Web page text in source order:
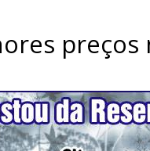
preços